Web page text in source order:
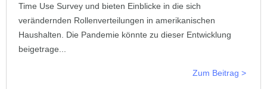
Time Use Survey und bieten Einblicke in die sich
verändernden Rollenverteilungen in amerikanischen
Haushalten. Die Pandemie könnte zu dieser Entwicklung
beigetrage...
Zum Beitrag >